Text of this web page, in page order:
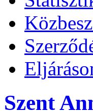
Szent